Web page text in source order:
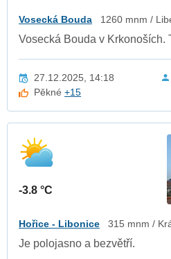
Vosecká Bouda 1260 mnm /
Vosecká Bouda v Krkonoších.
27.12.2025, 14:18
Pěkné+15
-3.8 °C
Hořice - Libonice 315 mnm /
Je polojasno a bezvětří.